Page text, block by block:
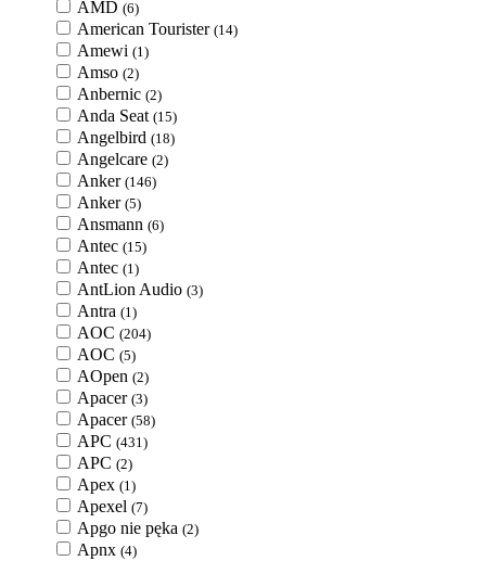
AMD (6)
American Tourister (14)
Amewi (1)
Amso (2)
Anbernic (2)
Anda Seat (15)
Angelbird (18)
Angelcare (2)
Anker (146)
Anker (5)
Ansmann (6)
Antec (15)
Antec (1)
AntLion Audio (3)
Antra (1)
AOC (204)
AOC (5)
AOpen (2)
Apacer (3)
Apacer (58)
APC (431)
APC (2)
Apex (1)
Apexel (7)
Apgo nie pęka (2)
Apnx (4)